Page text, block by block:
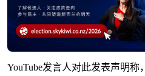
YouTube发言人对此发表声明称，